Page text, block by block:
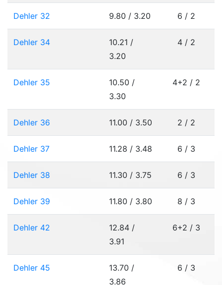
Dehler 32 9.80 / 3.20 6 / 2
Dehler 34
10.21 /
3.20
4 / 2
Dehler 35
10.50 /
3.30
4+2 / 2
Dehler 36 11.00 / 3.50 2 / 2
Dehler 37 11.28 / 3.48 6 / 3
Dehler 38 11.30 / 3.75 6 / 3
Dehler 39 11.80 / 3.80 8 / 3
Dehler 42
12.84 /
3.91
6+2 / 3
Dehler 45
13.70 /
3.86
6 / 3